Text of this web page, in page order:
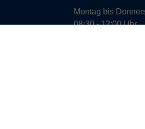
Montag bis
08:30 - 12:00 Uhr